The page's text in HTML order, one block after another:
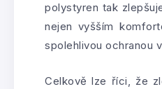
polystyren tak
nejen vyšším
spolehlivou ochranou
Celkově lze říci, že